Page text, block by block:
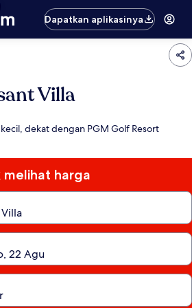
Dapatkan aplikasinya
Villa
dekat dengan PGM Golf Resort
melihat harga